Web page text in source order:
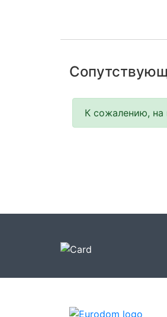
К сожалению, на